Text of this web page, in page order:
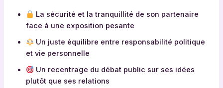
La sécurité et la tranquillité de son partenaire
face à une exposition pesante
Un juste équilibre entre responsabilité politique
et vie personnelle
Un recentrage du débat public sur ses idées
plutôt que ses relations